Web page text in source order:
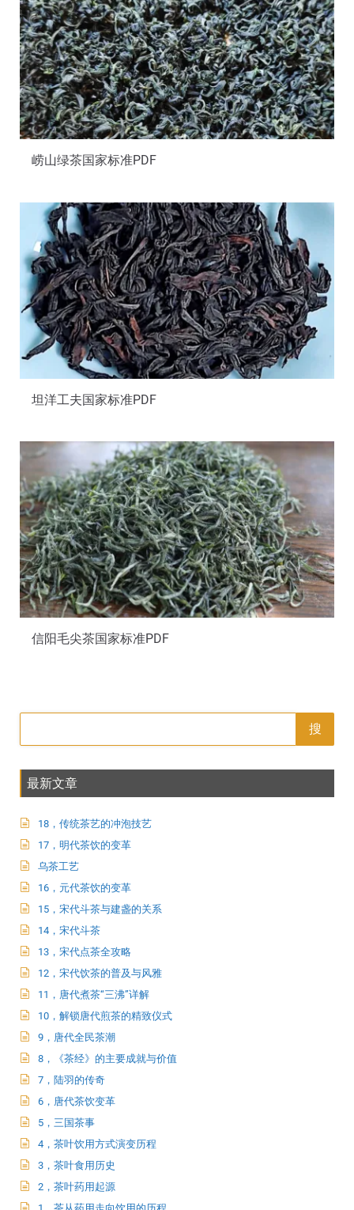
崂山绿茶国家标准PDF
坦洋工夫国家标准PDF
信阳毛尖茶国家标准PDF
搜
最新文章
18，传统茶艺的冲泡技艺
17，明代茶饮的变革
乌茶工艺
16，元代茶饮的变革
15，宋代斗茶与建盏的关系
14，宋代斗茶
13，宋代点茶全攻略
12，宋代饮茶的普及与风雅
11，唐代煮茶“三沸”详解
10，解锁唐代煎茶的精致仪式
9，唐代全民茶潮
8，《茶经》的主要成就与价值
7，陆羽的传奇
6，唐代茶饮变革
5，三国茶事
4，茶叶饮用方式演变历程
3，茶叶食用历史
2，茶叶药用起源